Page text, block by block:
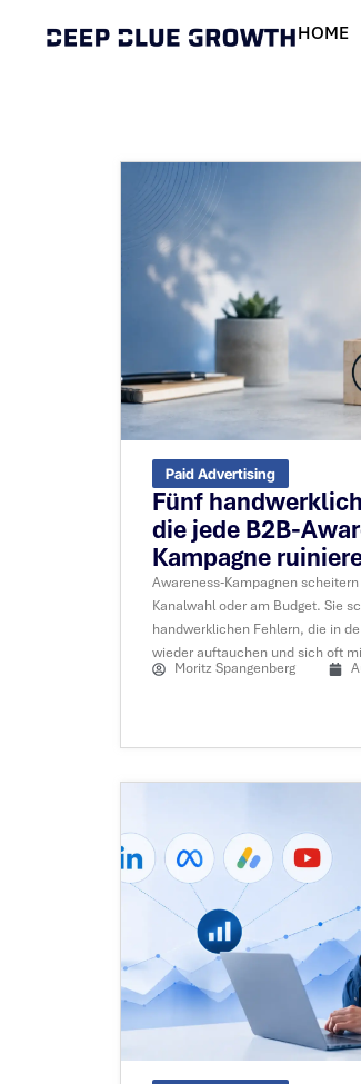
HOME
Paid Advertising
Fünf
die jede B2B-
Kampagne
Awareness-Kampagnen
Kanalwahl oder am Budget. Sie
handwerklichen Fehlern, die in
wieder auftauchen und sich oft
Aufwand vermeiden lassen.....
Moritz Spangenberg